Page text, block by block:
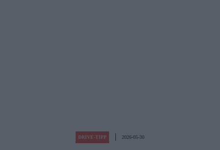
DRIVE-TIPP 2026-05-30